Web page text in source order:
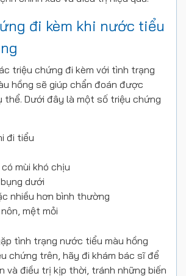
đi kèm khi nước tiểu
triệu chứng đi kèm với tình trạng
hồng sẽ giúp chẩn đoán được
thể. Dưới đây là một số triệu chứng
đi tiểu
mùi khó chịu
dưới
nhiều hơn bình thường
mệt mỏi
tình trạng nước tiểu màu hồng
chứng trên, hãy đi khám bác sĩ để
và điều trị kịp thời, tránh những biến